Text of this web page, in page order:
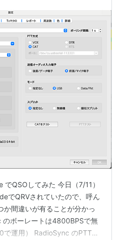
QSOしてみた 今日（7/11）
でQRVされていたので、呼ん
か間違いが有ることが分かっ
のボーレートは4800BPSで無
で運用） RadioSync のPTT設